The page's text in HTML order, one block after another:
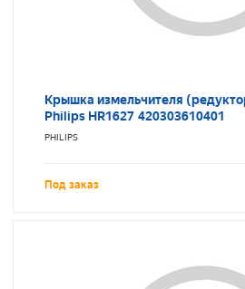
Крышка измельчителя
Philips HR1627 420303610401
PHILIPS
Под заказ